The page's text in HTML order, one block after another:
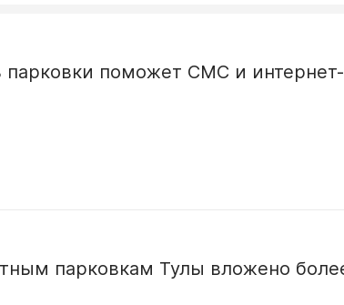
парковки поможет СМС и интернет-
парковкам Тулы вложено